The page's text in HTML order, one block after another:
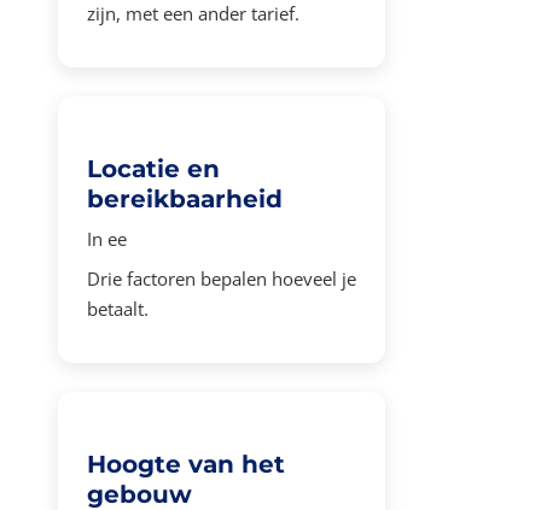
zijn, met een ander tarief.
Locatie en
bereikbaarheid
In ee
Drie factoren bepalen hoeveel je
betaalt.
Hoogte van het
gebouw